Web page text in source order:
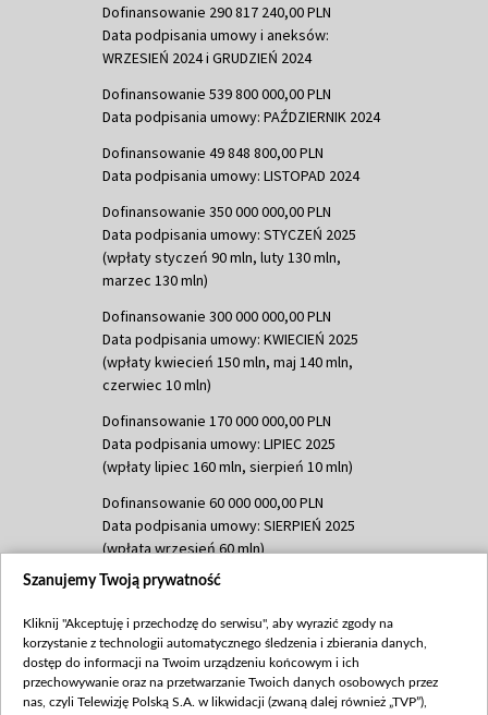
Dofinansowanie 290 817 240,00 PLN
Data podpisania umowy i aneksów:
WRZESIEŃ 2024 i GRUDZIEŃ 2024
Dofinansowanie 539 800 000,00 PLN
Data podpisania umowy: PAŹDZIERNIK 2024
Dofinansowanie 49 848 800,00 PLN
Data podpisania umowy: LISTOPAD 2024
Dofinansowanie 350 000 000,00 PLN
Data podpisania umowy: STYCZEŃ 2025
(wpłaty styczeń 90 mln, luty 130 mln,
marzec 130 mln)
Dofinansowanie 300 000 000,00 PLN
Data podpisania umowy: KWIECIEŃ 2025
(wpłaty kwiecień 150 mln, maj 140 mln,
czerwiec 10 mln)
Dofinansowanie 170 000 000,00 PLN
Data podpisania umowy: LIPIEC 2025
(wpłaty lipiec 160 mln, sierpień 10 mln)
Dofinansowanie 60 000 000,00 PLN
Data podpisania umowy: SIERPIEŃ 2025
(wpłata wrzesień 60 mln)
Dofinansowanie 635 783 051,21 PLN
(wpłata wrzesień 100 mln, październik 350
mln, listopad 265 mln)
Dofinansowanie 48 862 000,00 PLN
Szanujemy Twoją prywatność
Kliknij "Akceptuję i przechodzę do serwisu", aby wyrazić zgody na
korzystanie z technologii automatycznego śledzenia i zbierania danych,
dostęp do informacji na Twoim urządzeniu końcowym i ich
przechowywanie oraz na przetwarzanie Twoich danych osobowych przez
nas, czyli Telewizję Polską S.A. w likwidacji (zwaną dalej również „TVP”),